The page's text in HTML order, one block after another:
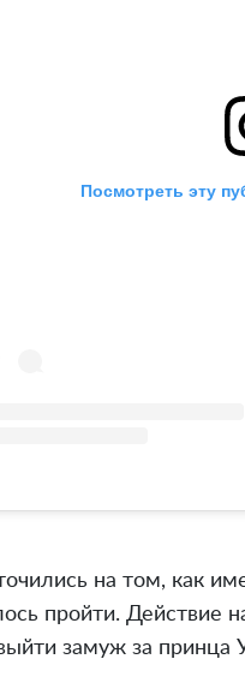
Посмотреть эту
на том, как
пройти. Действие
замуж за принца